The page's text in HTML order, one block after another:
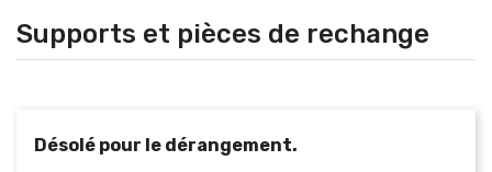
Supports et pièces de rechange
Désolé pour le dérangement.